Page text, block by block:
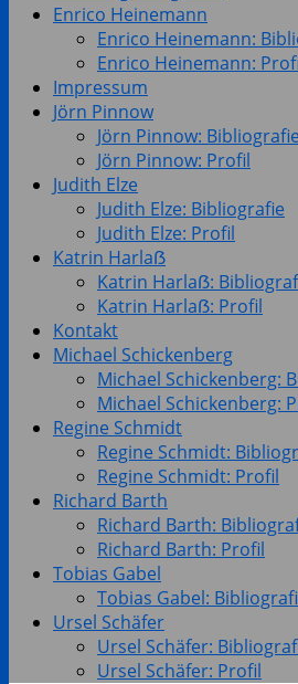
Enrico Heinemann
Enrico Heinemann:
Enrico Heinemann:
Impressum
Jörn Pinnow
Jörn Pinnow: Bibliografie
Jörn Pinnow: Profil
Judith Elze
Judith Elze: Bibliografie
Judith Elze: Profil
Katrin Harlaẞ
Katrin Harlaẞ:
Katrin Harlaẞ: Profil
Kontakt
Michael Schickenberg
Michael Schickenberg:
Michael Schickenberg:
Regine Schmidt
Regine Schmidt:
Regine Schmidt: Profil
Richard Barth
Richard Barth:
Richard Barth: Profil
Tobias Gabel
Tobias Gabel:
Ursel Schäfer
Ursel Schäfer:
Ursel Schäfer: Profil